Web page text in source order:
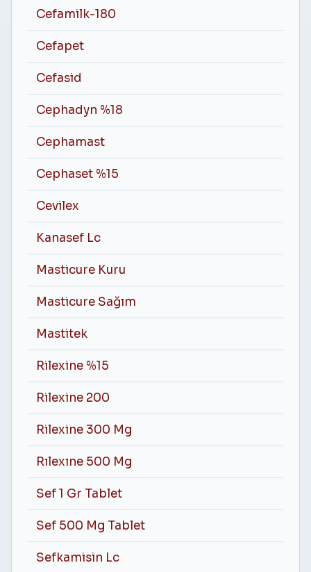
Cefamilk-180
Cefapet
Cefasid
Cephadyn %18
Cephamast
Cephaset %15
Cevilex
Kanasef Lc
Masticure Kuru
Masticure Sağım
Mastitek
Rilexine %15
Rilexine 200
Rilexine 300 Mg
Rılexıne 500 Mg
Sef 1 Gr Tablet
Sef 500 Mg Tablet
Sefkamisin Lc